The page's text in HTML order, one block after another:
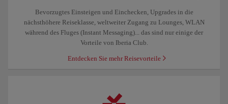
Bevorzugtes Einsteigen und Einchecken, Upgrades in die
nächsthöhere Reiseklasse, weltweiter Zugang zu Lounges, WLAN
während des Fluges (Instant Messaging)... das sind nur einige der
Vorteile von Iberia Club.
Entdecken Sie mehr Reisevorteile